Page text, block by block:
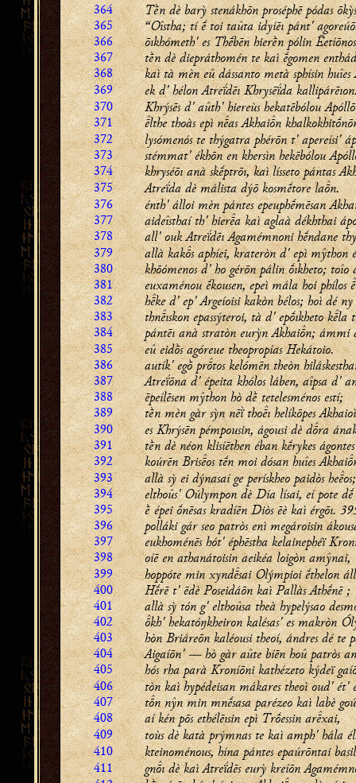
364 Tḕn dè barỳ stenákhōn proséphē pódas
365 “Oîstha; tí ḗ toi taûta idyíēı pánt'
366 ōıkhómeth' es Thḗbēn hierḕn pólin
367 tḕn dè diepráthomén te kaì ḗgomen
368 kaì tà mèn eû dássanto metà sphísin huîes
369 ek d' hélon Atreḯdēı Khrysēḯda
370 Khrýsēs d' aûth' hiereùs hekatēbólou
371 lthe thoàs epì nas Akhain
372 lysómenós te thýgatra phérōn t' apereísi'
373 stémmat' ékhōn en khersìn hekēbólou
374 khryséōı anà skḗptrōı, kaì lísseto pántas
375 Atreḯda dè málista dýō kosmḗtore lan.
376 énth' álloi mèn pántes epeuphḗmēsan
377 aideîsthaí th' hiera kaì aglaà dékhthai
378 all' ouk Atreḯdēı Agamémnoni hḗndane
379 allà kaks aphíei, krateròn d' epì mŷthon
380 khōómenos d' ho gérōn pálin ṓıkheto; toîo
381 euxaménou ḗkousen, epeì mála hoi phílos
382 hke d' ep' Argeíoisi kakòn bélos; hoì dé
383 thnıskon epassýteroi, tà d' epṓıkheto kla
384 pántēı anà stratòn eurỳn Akhain; ámmi
385 eû eidṑs agóreue theopropías Hekátoio.
386 autík' egṑ prtos kelómēn theòn
387 Atreḯōna d' épeita khólos láben, aîpsa d'
388 ēpeílēsen mŷthon hò dḕ tetelesménos estí;
389 tḕn mèn gàr sỳn nēï̀ thoı helíkōpes Akhaioì
390 es Khrýsēn pémpousin, ágousi dè dra
391 tḕn dè néon klisíēthen éban kḗrykes ágontes
392 koúrēn Brisos tḗn moi dósan huîes
393 allà sỳ ei dýnasaí ge perískheo paidòs heos;
394 elthoûs' Oúlympon dè Día lísai, eí pote
395 ḕ épei ṓnēsas kradíēn Diòs ēè kaì érgōı.
396 polláki gár seo patròs enì megároisin
397 eukhoménēs hót' éphēstha kelainephéï
398 oíē en athanátoisin aeikéa loigòn amŷnai,
399 hoppóte min xyndsai Olýmpioi ḗthelon
400 Hḗrē t' ēdè Poseidáōn kaì Pallàs Athḗnē ;
401 allà sỳ tón g' elthoûsa theà hypelýsao
402 kh' hekatóŋkheiron kalésas' es makròn
403 hòn Briáreōn kaléousi theoí, ándres dé te
404 Aigaíōn' — hò gàr aûte bíēn hoû patròs
405 hós rha parà Kroníōni kathézeto kýdeï
406 tòn kaì hypédeisan mákares theoì oud' ét'
407 tn nŷn min mnḗsasa parézeo kaì labè
408 aí kén pōs ethélēısin epì Trṓessin arxai,
409 toùs dè katà prýmnas te kaì amph' hála
410 kteinoménous, hína pántes epaúrōntai
411 gnı dè kaì Atreḯdēs eurỳ kreíōn